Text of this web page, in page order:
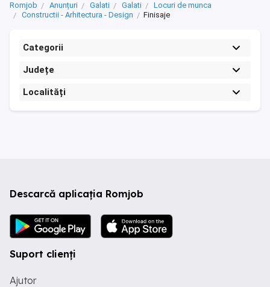
Romjob Anunțuri Galati Galati
Locuri de munca
Constructii - Arhitectura - Design
Finisaje
Categorii
Județe
Localități
Descarcă aplicația Romjob
Suport clienți
Ajutor